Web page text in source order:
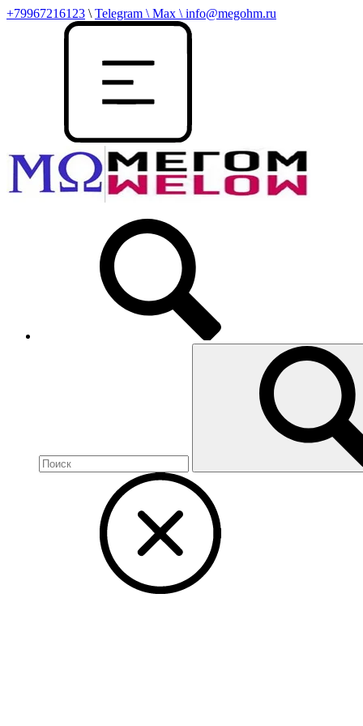
+79967216123 \ Telegram \ Max \ info@megohm.ru